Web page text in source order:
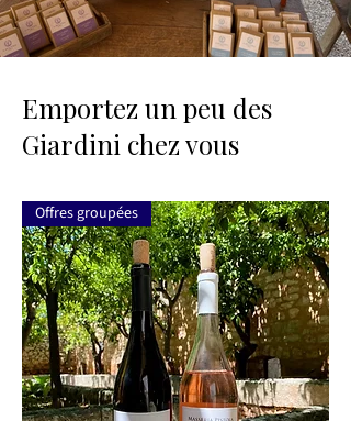
Emportez un peu des
Giardini chez vous
Offres groupées